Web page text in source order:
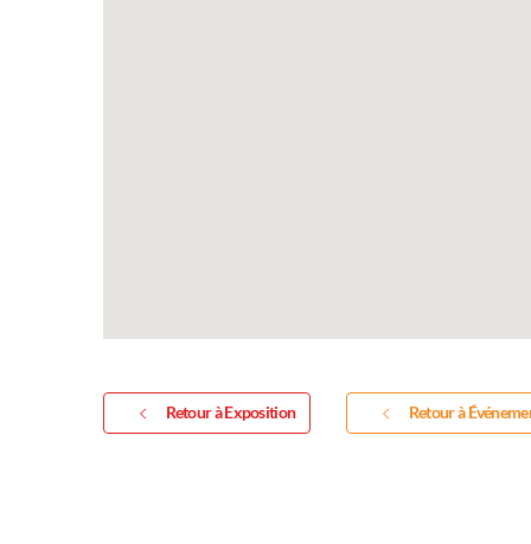
Retour à Exposition Retour à